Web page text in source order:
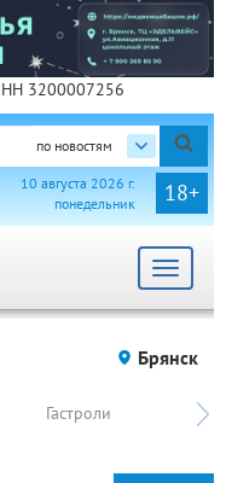
3200007256
по новостям
18+
10 августа 2026 г.
понедельник
Toggle
Брянск
Гастроли